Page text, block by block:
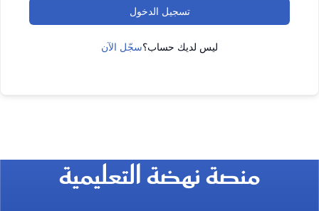
تسجيل الدخول
ليس لديك حساب؟سجّل الآن
منصة نهضة التعليمية